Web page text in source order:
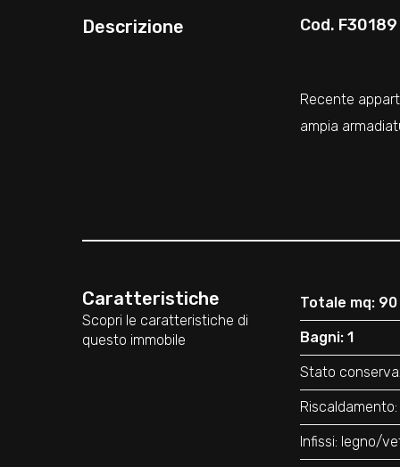
Descrizione Cod. F30189
Recente
ampia
Caratteristiche
Scopri le caratteristiche di
questo immobile
Totale mq: 90
Bagni: 1
Stato
Infissi: legno/